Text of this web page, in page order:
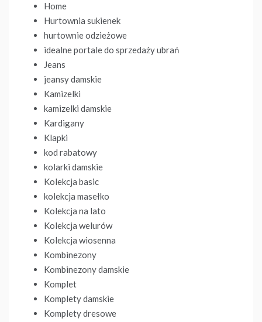
Home
Hurtownia sukienek
hurtownie odzieżowe
idealne portale do sprzedaży ubrań
Jeans
jeansy damskie
Kamizelki
kamizelki damskie
Kardigany
Klapki
kod rabatowy
kolarki damskie
Kolekcja basic
kolekcja masełko
Kolekcja na lato
Kolekcja welurów
Kolekcja wiosenna
Kombinezony
Kombinezony damskie
Komplet
Komplety damskie
Komplety dresowe